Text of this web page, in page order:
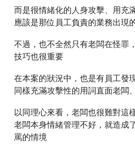
而是很情緒化的人身攻擊、用充
應該是那位員工負責的業務出現
不過，也不全然只有老闆在怪罪
技巧也很重要
在本案的狀況中，也是有員工發
同樣充滿攻擊性的用詞直面老闆
以同理心來看，老闆也很難對這
老闆本身情緒管理不好，就造成
罵的情境